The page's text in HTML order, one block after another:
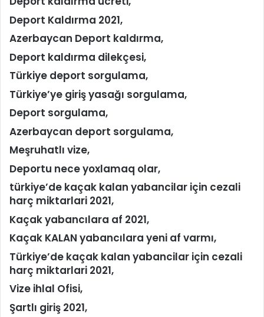
Deport Kaldırma 2021,
Azerbaycan Deport kaldırma,
Deport kaldırma dilekçesi,
Türkiye deport sorgulama,
Türkiye’ye giriş yasağı sorgulama,
Deport sorgulama,
Azerbaycan deport sorgulama,
Meşruhatlı vize,
Deportu nece yoxlamaq olar,
türkiye’de kaçak kalan yabancilar için cezali
harç miktarlari 2021,
Kaçak yabancılara af 2021,
Kaçak KALAN yabancılara yeni af varmı,
Türkiye’de kaçak kalan yabancilar için cezali
harç miktarlari 2021,
Vize ihlal Ofisi,
Şartlı giriş 2021,